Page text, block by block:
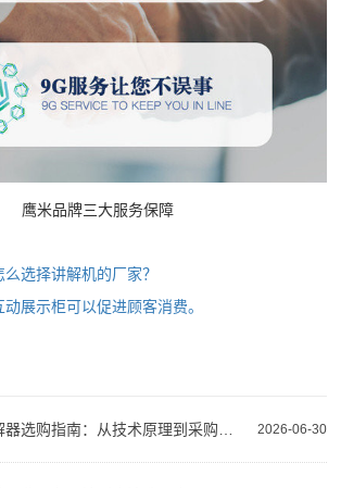
鹰米品牌三大服务保障
么选择讲解机的厂家？
展示柜可以促进顾客消费。
2026-06-30
景区导游无线讲解器选购指南：从技术原理到采购决策